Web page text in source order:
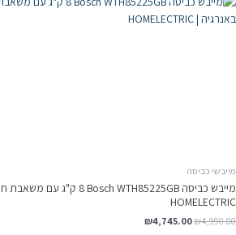
מייבשי כביסה
HOMELECTRIC
₪4,990.00
₪4,745.00